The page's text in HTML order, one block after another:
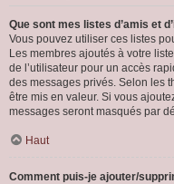
Que sont mes listes d’amis et
Vous pouvez utiliser ces listes
Les membres ajoutés à votre
de l’utilisateur pour un accès
des messages privés. Selon les
être mis en valeur. Si vous
messages seront masqués par
Haut
Comment puis-je ajouter/